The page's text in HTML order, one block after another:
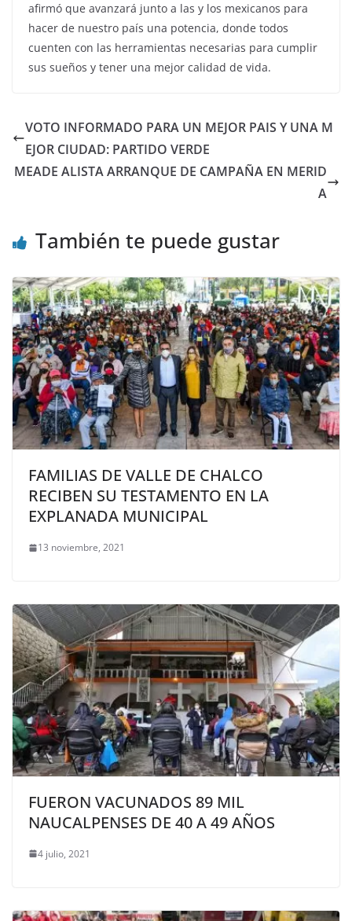
afirmó que avanzará junto a las y los mexicanos para
hacer de nuestro país una potencia, donde todos
cuenten con las herramientas necesarias para cumplir
sus sueños y tener una mejor calidad de vida.
VOTO INFORMADO PARA UN MEJOR PAIS Y UNA M
EJOR CIUDAD: PARTIDO VERDE
MEADE ALISTA ARRANQUE DE CAMPAÑA EN MERID
A
También te puede gustar
FAMILIAS DE VALLE DE CHALCO
RECIBEN SU TESTAMENTO EN LA
EXPLANADA MUNICIPAL
13 noviembre, 2021
FUERON VACUNADOS 89 MIL
NAUCALPENSES DE 40 A 49 AÑOS
4 julio, 2021